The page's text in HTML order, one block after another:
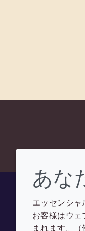
あな
エッセンシ
お客様はウ
まれます。